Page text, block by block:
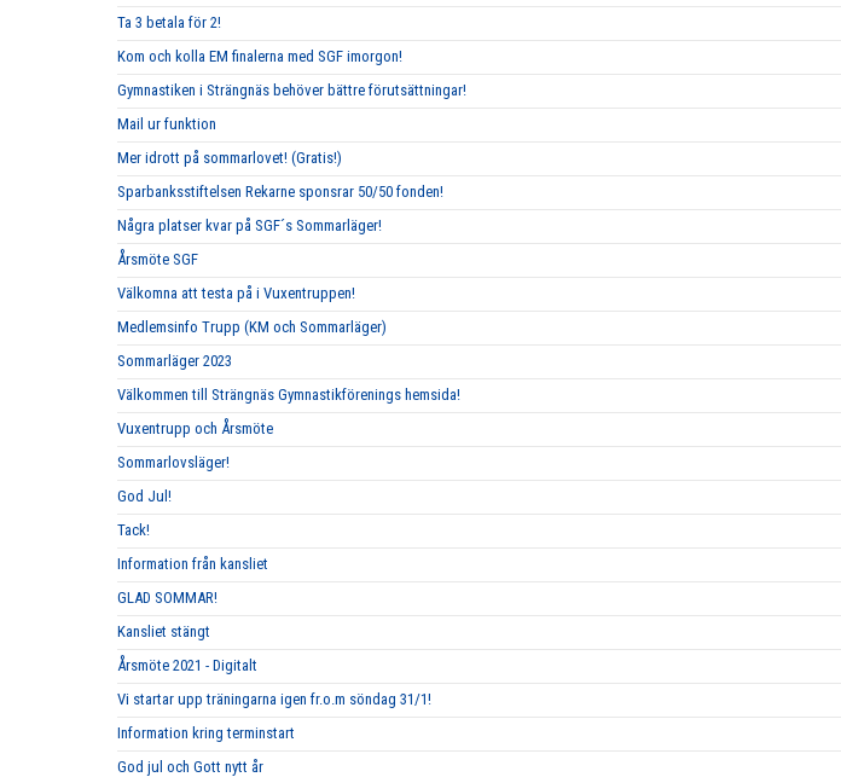
Ta 3 betala för 2!
Kom och kolla EM finalerna med SGF imorgon!
Gymnastiken i Strängnäs behöver bättre förutsättningar!
Mail ur funktion
Mer idrott på sommarlovet! (Gratis!)
Sparbanksstiftelsen Rekarne sponsrar 50/50 fonden!
Några platser kvar på SGF´s Sommarläger!
Årsmöte SGF
Välkomna att testa på i Vuxentruppen!
Medlemsinfo Trupp (KM och Sommarläger)
Sommarläger 2023
Välkommen till Strängnäs Gymnastikförenings hemsida!
Vuxentrupp och Årsmöte
Sommarlovsläger!
God Jul!
Tack!
Information från kansliet
GLAD SOMMAR!
Kansliet stängt
Årsmöte 2021 - Digitalt
Vi startar upp träningarna igen fr.o.m söndag 31/1!
Information kring terminstart
God jul och Gott nytt år